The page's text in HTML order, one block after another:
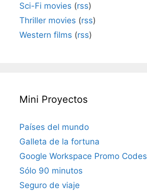
Sci-Fi movies (rss)
Thriller movies (rss)
Western films (rss)
Mini Proyectos
Países del mundo
Galleta de la fortuna
Google Workspace Promo Codes
Sólo 90 minutos
Seguro de viaje